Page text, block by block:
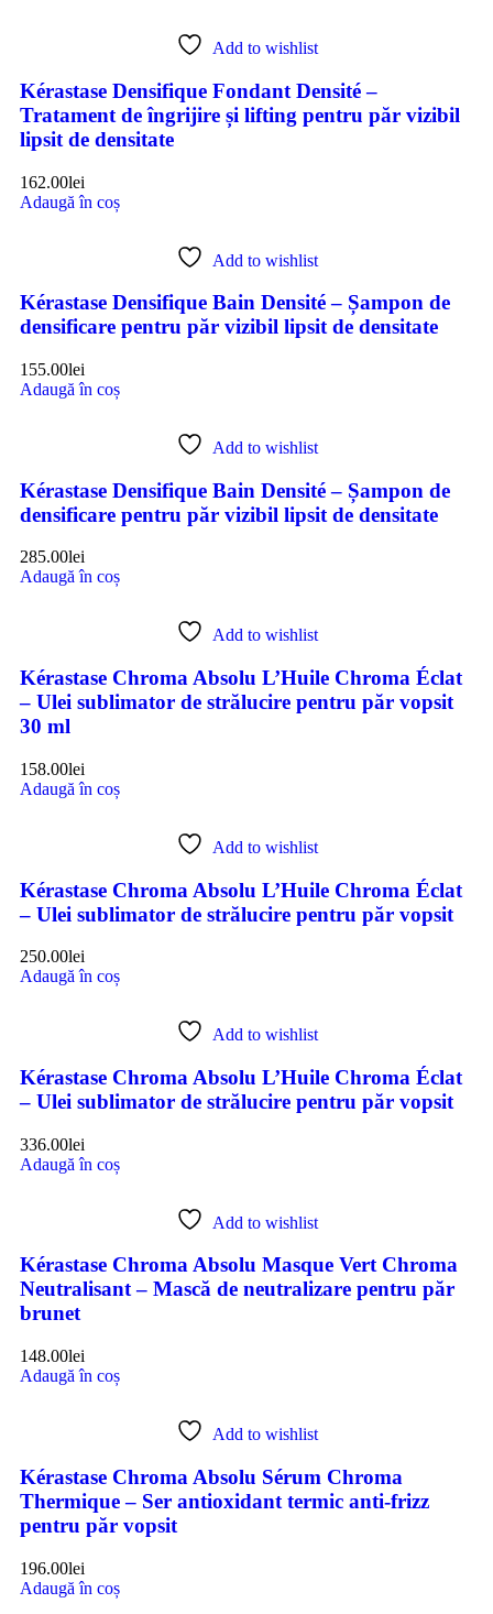
Add to wishlist
Kérastase Densifique Fondant Densité –
Tratament de îngrijire și lifting pentru păr vizibil
lipsit de densitate
162.00lei
Adaugă în coș
Add to wishlist
Kérastase Densifique Bain Densité – Șampon de
densificare pentru păr vizibil lipsit de densitate
155.00lei
Adaugă în coș
Add to wishlist
Kérastase Densifique Bain Densité – Șampon de
densificare pentru păr vizibil lipsit de densitate
285.00lei
Adaugă în coș
Add to wishlist
Kérastase Chroma Absolu L’Huile Chroma Éclat
– Ulei sublimator de strălucire pentru păr vopsit
30 ml
158.00lei
Adaugă în coș
Add to wishlist
Kérastase Chroma Absolu L’Huile Chroma Éclat
– Ulei sublimator de strălucire pentru păr vopsit
250.00lei
Adaugă în coș
Add to wishlist
Kérastase Chroma Absolu L’Huile Chroma Éclat
– Ulei sublimator de strălucire pentru păr vopsit
336.00lei
Adaugă în coș
Add to wishlist
Kérastase Chroma Absolu Masque Vert Chroma
Neutralisant – Mască de neutralizare pentru păr
brunet
148.00lei
Adaugă în coș
Add to wishlist
Kérastase Chroma Absolu Sérum Chroma
Thermique – Ser antioxidant termic anti-frizz
pentru păr vopsit
196.00lei
Adaugă în coș